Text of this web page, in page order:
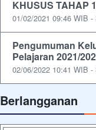
KHUSUS TAHAP 1
01/02/2021 09:46 WIB
Pengumuman
Pelajaran 2021/
02/06/2022 10:41 WIB
Berlangganan